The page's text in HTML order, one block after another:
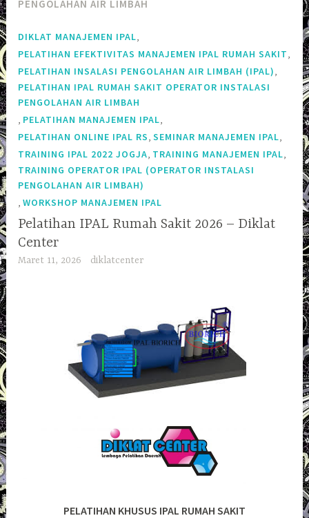
PENGOLAHAN AIR LIMBAH
DIKLAT MANAJEMEN IPAL
PELATIHAN EFEKTIVITAS MANAJEMEN IPAL RUMAH SAKIT
PELATIHAN INSALASI PENGOLAHAN AIR LIMBAH (IPAL)
PELATIHAN IPAL RUMAH SAKIT OPERATOR INSTALASI
PENGOLAHAN AIR LIMBAH
PELATIHAN MANAJEMEN IPAL
PELATIHAN ONLINE IPAL RS ,SEMINAR MANAJEMEN IPAL
TRAINING IPAL 2022 JOGJA TRAINING MANAJEMEN IPAL
TRAINING OPERATOR IPAL (OPERATOR INSTALASI
PENGOLAHAN AIR LIMBAH)
,WORKSHOP MANAJEMEN IPAL
Pelatihan IPAL Rumah Sakit 2026 – Diklat
Center
Maret 11, 2026 diklatcenter
PELATIHAN KHUSUS IPAL RUMAH SAKIT